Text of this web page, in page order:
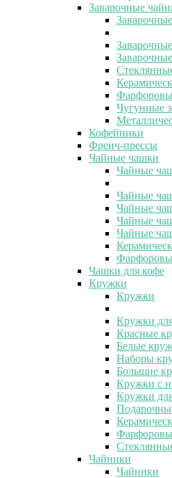
Заварочные
Чугунные
Кофейники
Френч-прессы
Чайные чашки
Чайные
Чайные
Чайные
Чайные
Чайные
Чашки для кофе
Кружки
Кружки
Кружки
Красные
Белые
Наборы
Большие
Кружки с
Кружки
Чайники
Чайники